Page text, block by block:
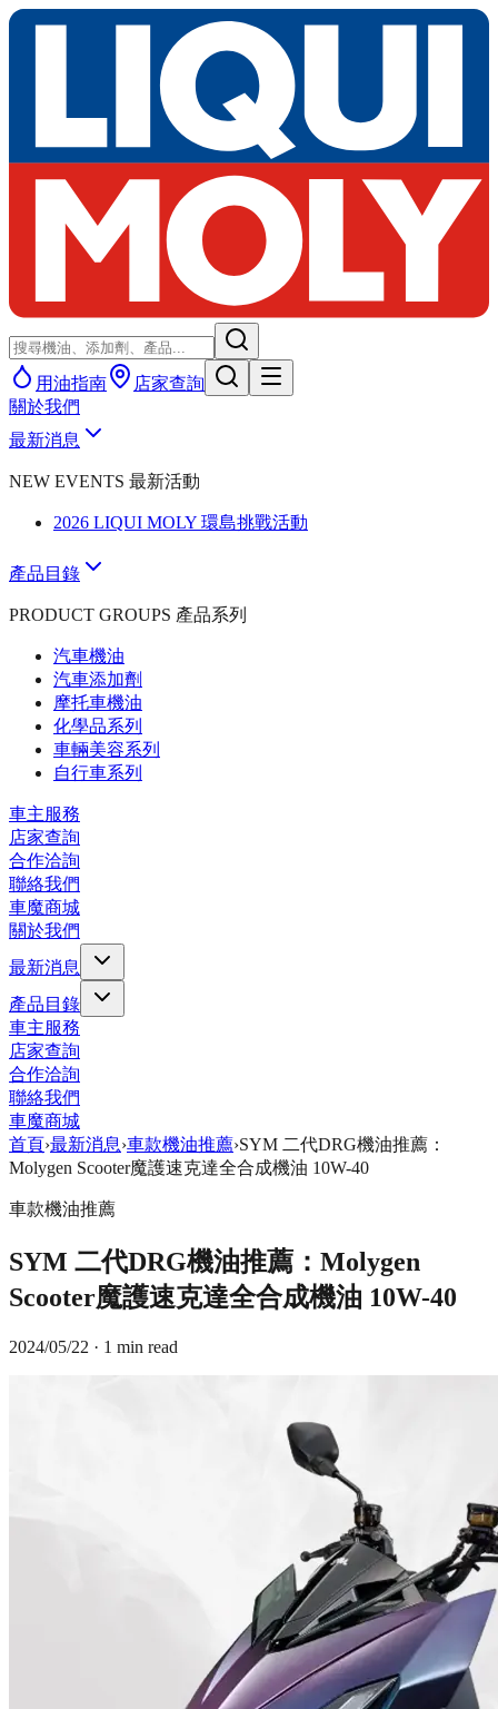
用油指南
店家查詢
關於我們
最新消息
NEW EVENTS 最新活動
2026 LIQUI MOLY 環島挑戰活動
產品目錄
PRODUCT GROUPS 產品系列
汽車機油
汽車添加劑
摩托車機油
化學品系列
車輛美容系列
自行車系列
車主服務
店家查詢
合作洽詢
聯絡我們
車魔商城
關於我們
最新消息
產品目錄
車主服務
店家查詢
合作洽詢
聯絡我們
車魔商城
首頁›最新消息›車款機油推薦›SYM 二代DRG機油推薦：
Molygen Scooter魔護速克達全合成機油 10W-40
車款機油推薦
SYM 二代DRG機油推薦：Molygen
Scooter魔護速克達全合成機油 10W-40
2024/05/22 · 1 min read